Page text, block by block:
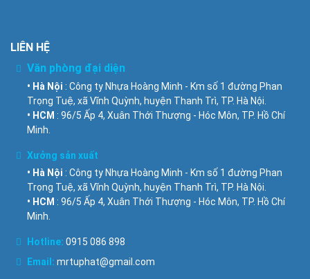
LIÊN HỆ
Văn phòng đại diện
• Hà Nội : Công ty Nhựa Hoàng Minh - Km số 1 đường Phan
Trọng Tuệ, xã Vĩnh Quỳnh, huyện Thanh Trì, TP. Hà Nội.
• HCM : 96/5 Ấp 4, Xuân Thới Thượng - Hóc Môn, TP. Hồ Chí
Minh.
Xưởng sản xuất
• Hà Nội : Công ty Nhựa Hoàng Minh - Km số 1 đường Phan
Trọng Tuệ, xã Vĩnh Quỳnh, huyện Thanh Trì, TP. Hà Nội.
• HCM : 96/5 Ấp 4, Xuân Thới Thượng - Hóc Môn, TP. Hồ Chí
Minh.
Hotline: 0915 086 898
Email: mrtuphat@gmail.com